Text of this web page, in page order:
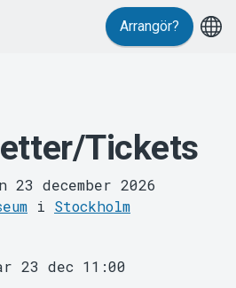
Arrangör?
Tickets
23 december 2026
i Stockholm
23 dec 11:00